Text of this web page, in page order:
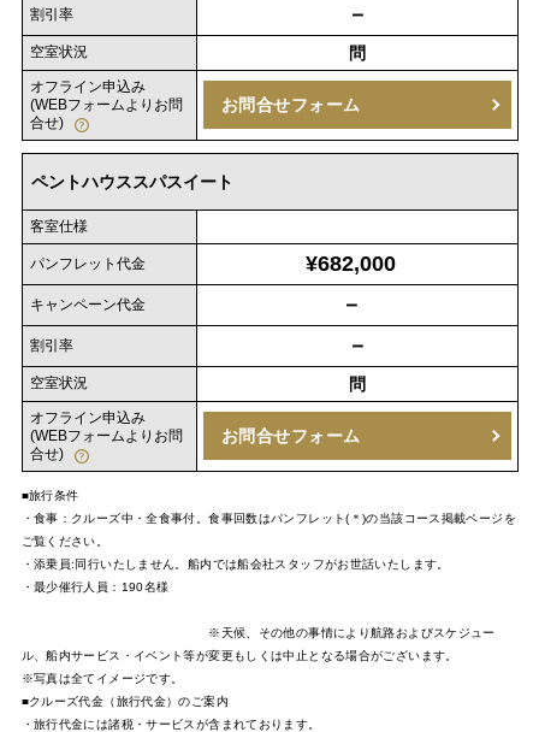
割引率 －
空室状況 問
オフライン申込み
(WEBフォームよりお問
合せ)
お問合せフォーム
ペントハウススパスイート
客室仕様
パンフレット代金 ¥682,000
キャンペーン代金 －
割引率 －
空室状況 問
オフライン申込み
(WEBフォームよりお問
合せ)
お問合せフォーム
■旅行条件
・食事：クルーズ中・全食事付。食事回数はパンフレット(＊)の当該コース掲載ページを
ご覧ください。
・添乗員:同行いたしません。船内では船会社スタッフがお世話いたします。
・最少催行人員：190名様
※天候、その他の事情により航路およびスケジュー
ル、船内サービス・イベント等が変更もしくは中止となる場合がございます。
※写真は全てイメージです。
■クルーズ代金（旅行代金）のご案内
・旅行代金には諸税・サービスが含まれております。